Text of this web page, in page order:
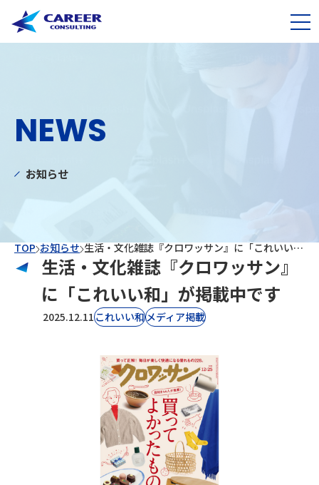
NEWS
お知らせ
TOP お知らせ 生活・文化雑誌『クロワッサン』に「これいい和」が掲載中です
生活・文化雑誌『クロワッサン』
に「これいい和」が掲載中です
2025.12.11これいい和⁨⁩メディア掲載